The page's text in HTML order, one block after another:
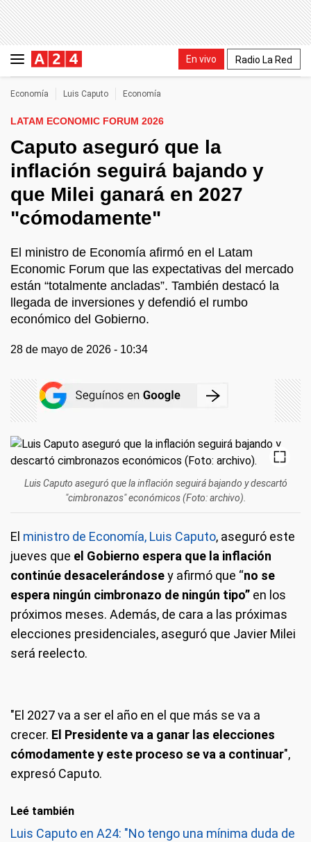
En vivo Radio La Red
Economía Luis Caputo Economía
LATAM ECONOMIC FORUM 2026
Caputo aseguró que la
inflación seguirá bajando y
que Milei ganará en 2027
"cómodamente"
El ministro de Economía afirmó en el Latam
Economic Forum que las expectativas del mercado
están “totalmente ancladas”. También destacó la
llegada de inversiones y defendió el rumbo
económico del Gobierno.
28 de mayo de 2026 - 10:34
Luis Caputo aseguró que la inflación seguirá bajando y descartó
"cimbronazos" económicos (Foto: archivo).
El ministro de Economía, Luis Caputo, aseguró este
jueves que el Gobierno espera que la inflación
continúe desacelerándosey afirmó que “no se
espera ningún cimbronazo de ningún tipo” en los
próximos meses. Además, de cara a las próximas
elecciones presidenciales, aseguró que Javier Milei
será reelecto.
"El 2027 va a ser el año en el que más se va a
crecer. El Presidente va a ganar las elecciones
cómodamente y este proceso se va a continuar",
expresó Caputo.
Leé también
Luis Caputo en A24: "No tengo una mínima duda de